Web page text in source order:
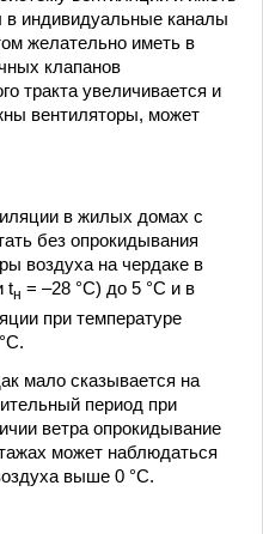
в индивидуальные каналы
желательно иметь в
клапанов
тракта увеличивается и
вентиляторы, может
в жилых домах с
без опрокидывания
воздуха на чердаке в
tн = –28 °С) до 5 °С и в
при температуре
мало сказывается на
период при
ветра опрокидывание
может наблюдаться
выше 0 °С.